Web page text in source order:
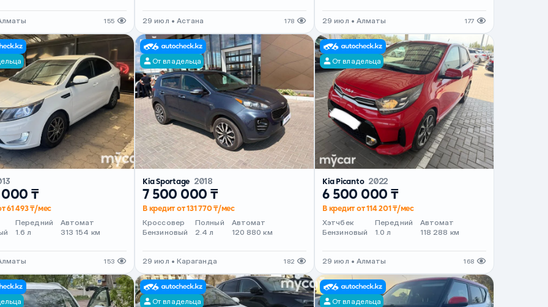
155 29 июл • Астана 178 29 июл • Алматы 177
₸
61 493 ₸/мес
Передний
1.6 л
Автомат
313 154 км
153
От владельца
Kia Sportage 2018
7 500 000 ₸
В кредит от 131 770 ₸/мес
Кроссовер
Бензиновый
Полный
2.4 л
Автомат
120 880 км
29 июл • Караганда 182
От владельца
Kia Picanto 2022
6 500 000 ₸
В кредит от 114 201 ₸/мес
Хэтчбек
Бензиновый
Передний
1.0 л
Автомат
118 288 км
29 июл • Алматы 168
От владельца От владельца